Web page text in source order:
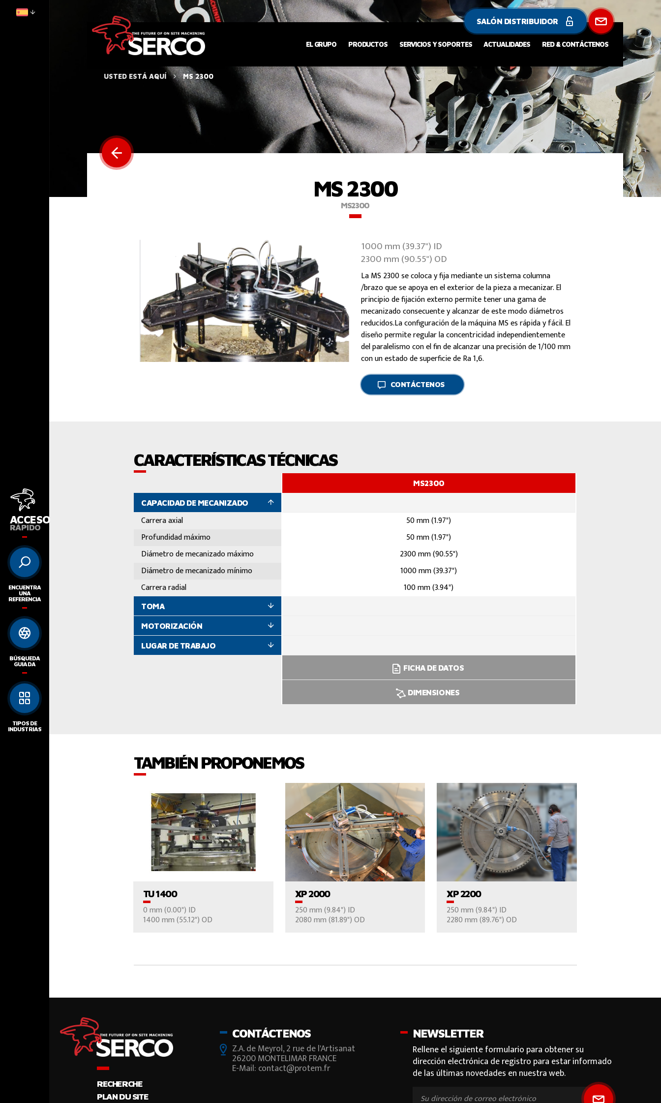
ACCESO
RÁPIDO
ENCUENTRA
UNA
REFERENCIA
BÚSQUEDA
GUIADA
TIPOS DE
INDUSTRIAS
EL GRUPO PRODUCTOS SERVICIOS Y SOPORTES ACTUALIDADES RED & CONTÁCTENOS
SALÓN DISTRIBUIDOR
USTED ESTÁ AQUÍ MS 2300
MS 2300
MS2300
1000 mm (39.37") ID
2300 mm (90.55") OD
La MS 2300 se coloca y fija mediante un sistema columna
/brazo que se apoya en el exterior de la pieza a mecanizar. El
principio de fijación externo permite tener una gama de
mecanizado consecuente y alcanzar de este modo diámetros
reducidos.La configuración de la máquina MS es rápida y fácil. El
diseño permite regular la concentricidad independientemente
del paralelismo con el fin de alcanzar una precisión de 1/100 mm
con un estado de superficie de Ra 1,6.
CONTÁCTENOS
CARACTERÍSTICAS TÉCNICAS
CAPACIDAD DE MECANIZADO
Carrera axial
Profundidad máximo
Diámetro de mecanizado máximo
Diámetro de mecanizado mínimo
Carrera radial
TOMA
MOTORIZACIÓN
LUGAR DE TRABAJO
MS2300
50 mm (1.97")
50 mm (1.97")
2300 mm (90.55")
1000 mm (39.37")
100 mm (3.94")
FICHA DE DATOS
DIMENSIONES
TAMBIÉN PROPONEMOS
TU 1400
0 mm (0.00") ID
1400 mm (55.12") OD
VER EL PRODUCTO
CONTÁCTENOS
XP 2000
250 mm (9.84") ID
2080 mm (81.89") OD
VER EL PRODUCTO
CONTÁCTENOS
XP 2200
250 mm (9.84") ID
2280 mm (89.76") OD
VER EL PRODUCTO
CONTÁCTENOS
RECHERCHE
PLAN DU SITE
CONTÁCTENOS
Z.A. de Meyrol, 2 rue de l'Artisanat
26200 MONTELIMAR FRANCE
E-Mail: contact@protem.fr
NEWSLETTER
Rellene el siguiente formulario para obtener su
dirección electrónica de registro para estar informado
de las últimas novedades en nuestra web.